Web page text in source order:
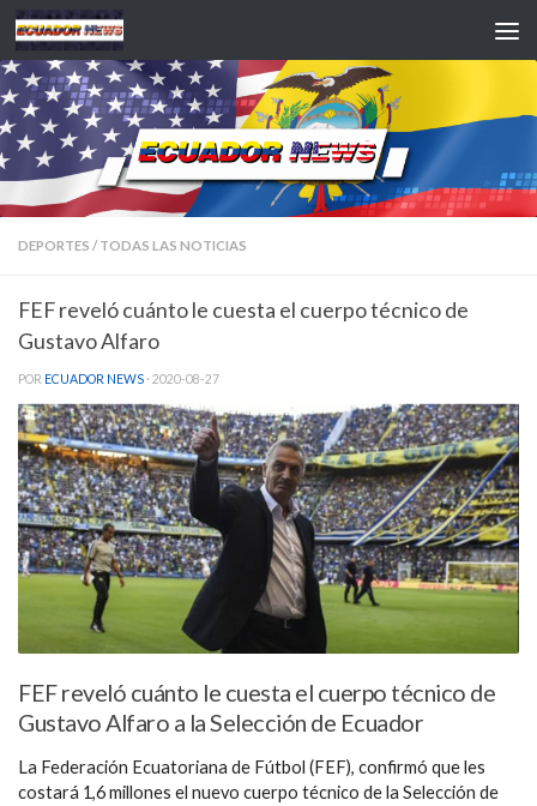
Saltar al contenido
DEPORTES / TODAS LAS NOTICIAS
FEF reveló cuánto le cuesta el cuerpo técnico de
Gustavo Alfaro
POR ECUADOR NEWS · 2020-08-27
FEF reveló cuánto le cuesta el cuerpo técnico de
Gustavo Alfaro a la Selección de Ecuador
La Federación Ecuatoriana de Fútbol (FEF), confirmó que les
costará 1,6 millones el nuevo cuerpo técnico de la Selección de